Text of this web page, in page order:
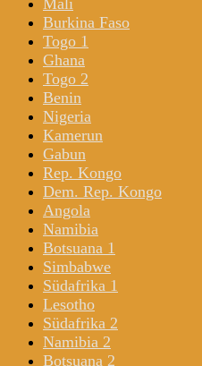
Mali
Burkina Faso
Togo 1
Ghana
Togo 2
Benin
Nigeria
Kamerun
Gabun
Rep. Kongo
Dem. Rep. Kongo
Angola
Namibia
Botsuana 1
Simbabwe
Südafrika 1
Lesotho
Südafrika 2
Namibia 2
Botsuana 2